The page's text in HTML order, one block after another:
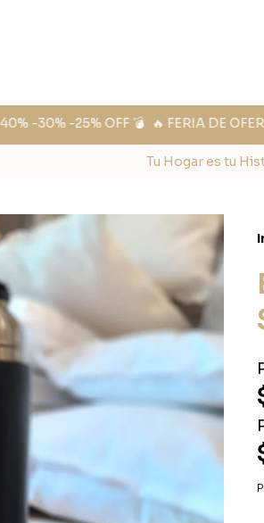
-30% -25% OFF 💣 🔥 FERIA DE
Tu Hogar es tu